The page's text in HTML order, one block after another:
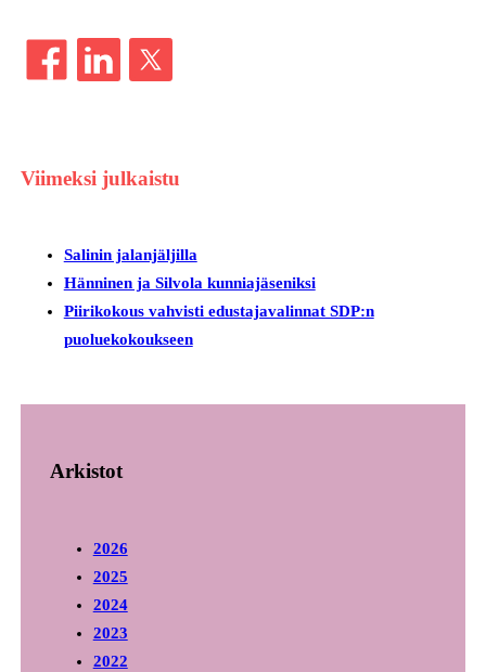
Viimeksi julkaistu
Salinin jalanjäljilla
Hänninen ja Silvola kunniajäseniksi
Piirikokous vahvisti edustajavalinnat SDP:n
puoluekokoukseen
Arkistot
2026
2025
2024
2023
2022